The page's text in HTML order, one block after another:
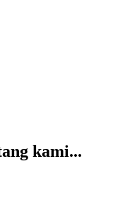
kami...